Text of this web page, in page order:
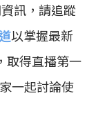
訊，請追蹤
以掌握最新
，取得直播第一
一起討論使